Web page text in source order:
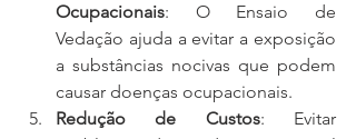
Ocupacionais: O Ensaio de
Vedação ajuda a evitar a exposição
a substâncias nocivas que podem
causar doenças ocupacionais.
Redução de Custos: Evitar